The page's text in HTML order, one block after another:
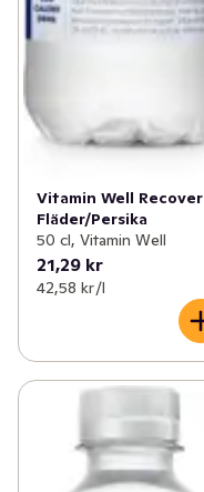
Vitamin Well Recover
Fläder/Persika
50 cl, Vitamin Well
21,29 kr
42,58 kr /l